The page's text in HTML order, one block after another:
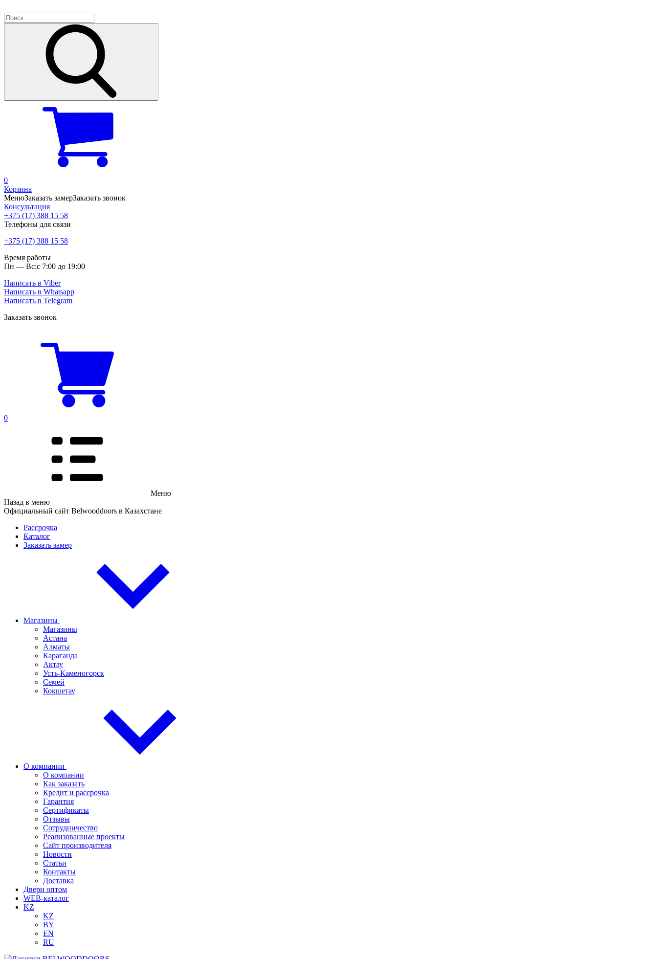
0
Корзина
МенюЗаказать замерЗаказать звонок
Консультация
+375 (17) 388 15 58
Телефоны для связи
+375 (17) 388 15 58
Время работы
Пн — Вс:с 7:00 до 19:00
Написать в Viber
Написать в Whatsapp
Написать в Telegram
Заказать звонок
0
Меню
Назад в меню
Официальный сайт Belwooddoors в Казахстане
Рассрочка
Каталог
Заказать замер
Магазины
Магазины
Астана
Алматы
Караганда
Актау
Усть-Каменогорск
Семей
Кокшетау
О компании
О компании
Как заказать
Кредит и рассрочка
Гарантия
Сертификаты
Отзывы
Сотрудничество
Реализованные проекты
Сайт производителя
Новости
Статьи
Контакты
Доставка
Двери оптом
WEB-каталог
KZ
KZ
BY
EN
RU